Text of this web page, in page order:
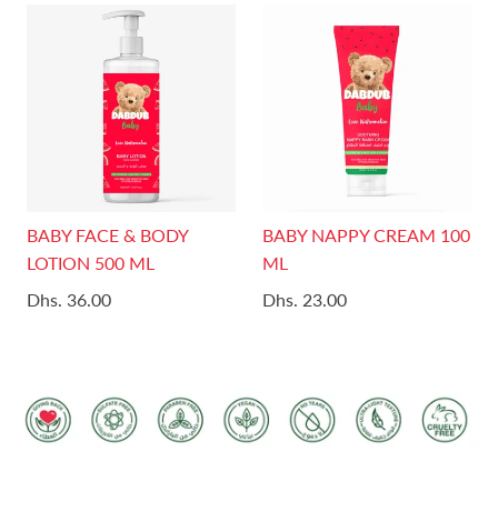
BABY FACE & BODY
LOTION 500 ML
Dhs. 36.00
BABY NAPPY CREAM 100
ML
Dhs. 23.00